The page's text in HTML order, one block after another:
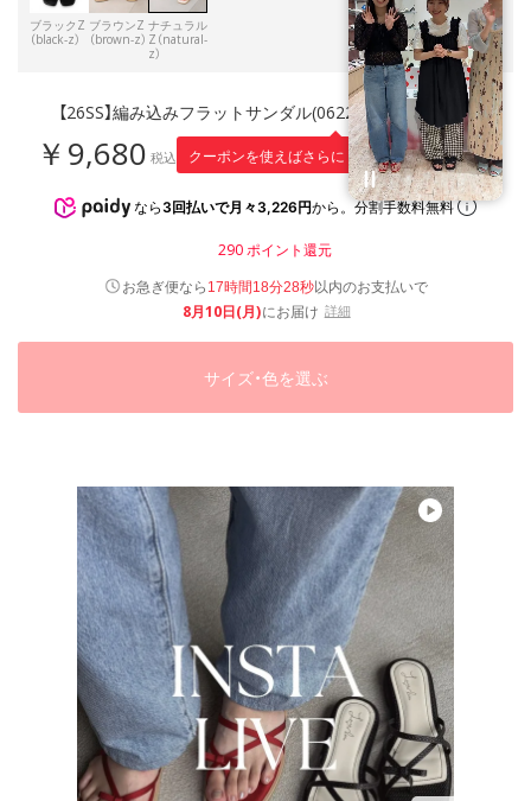
ブラックZ
（black-z）
ブラウンZ
（brown-z）
ナチュラル
Z（natural-
z）
【26SS】編み込みフラットサンダル(0622) （ナチュラルZ）
￥9,680 税込 クーポンを使えばさらに 968円引き！※適用条件
なら 3回払いで月々3,226円から。分割手数料無料
290ポイント還元
お急ぎ便なら 17時間18分27秒以内のお支払いで
8月10日(月)にお届け 詳細
サイズ・色を選ぶ